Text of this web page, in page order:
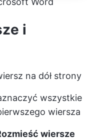
i
na dół strony
wszystkie
wiersza
wiersze